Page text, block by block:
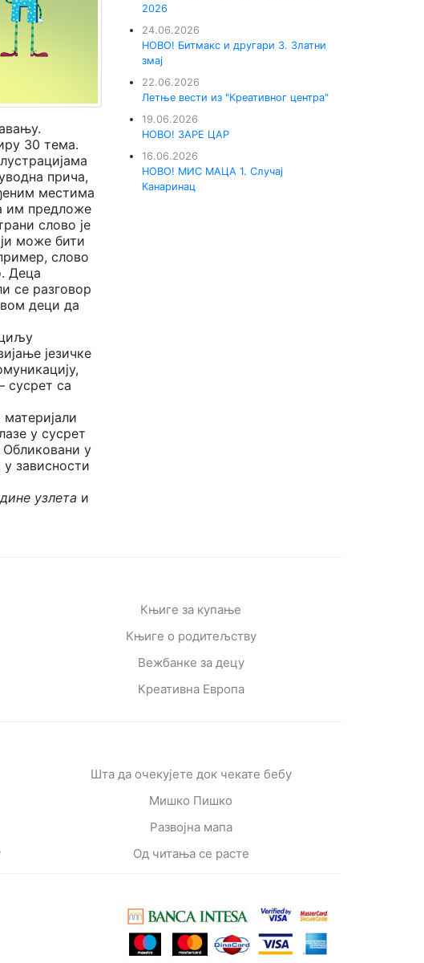
30 тема.
прича,
местима
им предложе
слово је
може бити
слово
Деца
се разговор
деци да
језичке
сусрет са
у сусрет
у
зависности
узлета и
2026
24.06.2026
НОВО! Битмакс и другари 3. Златни
змај
22.06.2026
Летње вести из "Креативног центра"
19.06.2026
НОВО! ЗАРЕ ЦАР
16.06.2026
НОВО! МИС МАЦА 1. Случај
Канаринац
Књиге за купање
Књиге о родитељству
Вежбанке за децу
Креативна Европа
Шта да очекујете док чекате бебу
Мишко Пишко
Развојна мапа
Од читања се расте